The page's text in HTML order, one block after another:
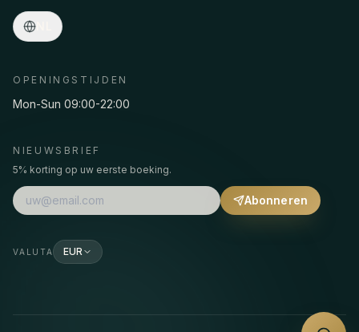
OPENINGSTIJDEN
Mon-Sun 09:00-22:00
NIEUWSBRIEF
5% korting op uw eerste boeking.
Abonneren
VALUTA EUR